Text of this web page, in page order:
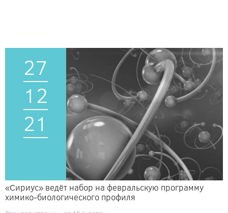
27
12
21
«Сириус» ведёт набор на февральскую программу
химико-биологического профиля